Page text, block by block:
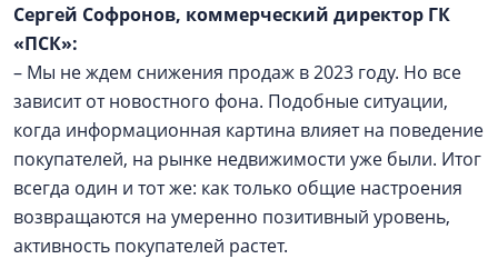
Сергей Софронов, коммерческий директор ГК
«ПСК»:
– Мы не ждем снижения продаж в 2023 году. Но все
зависит от новостного фона. Подобные ситуации,
когда информационная картина влияет на поведение
покупателей, на рынке недвижимости уже были. Итог
всегда один и тот же: как только общие настроения
возвращаются на умеренно позитивный уровень,
активность покупателей растет.